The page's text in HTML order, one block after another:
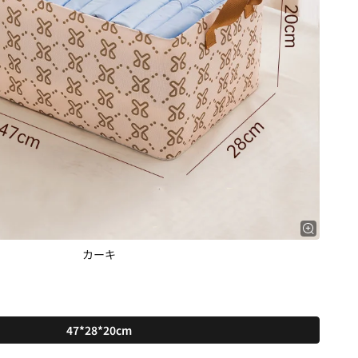
カーキ
47*28*20cm